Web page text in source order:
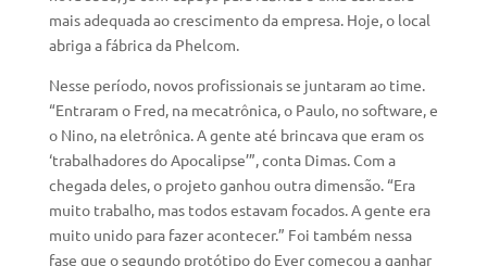
mais adequada ao crescimento da empresa. Hoje, o local
abriga a fábrica da Phelcom.
Nesse período, novos profissionais se juntaram ao time.
“Entraram o Fred, na mecatrônica, o Paulo, no software, e
o Nino, na eletrônica. A gente até brincava que eram os
‘trabalhadores do Apocalipse’”, conta Dimas. Com a
chegada deles, o projeto ganhou outra dimensão. “Era
muito trabalho, mas todos estavam focados. A gente era
muito unido para fazer acontecer.” Foi também nessa
fase que o segundo protótipo do Eyer começou a ganhar